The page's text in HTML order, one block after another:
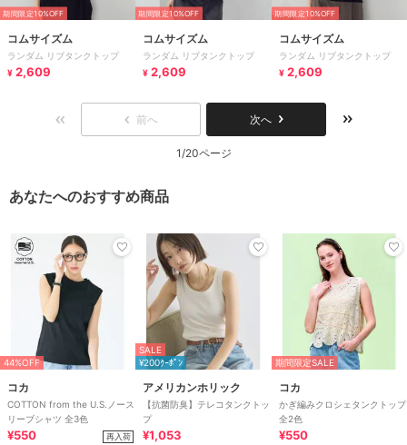
期間限定10%OFF
コムサイズム
ランダム リブタンクトップ
¥ 2,609
期間限定10%OFF
コムサイズム
ランダム リブタンクトップ
¥ 2,609
期間限定10%OFF
コムサイズム
ランダム リブタンクトップ
¥ 2,609
前へ 次へ
1/20ページ
あなたへのおすすめ商品
44%OFF
コカ
COTTON from the U.S.ノース
リーブシャツ 全3色
¥550 再入荷
SALE
¥200ｸｰﾎﾟﾝ
アメリカンホリック
【抗菌防臭】テレコタンクトッ
プ
¥1,053
期間限定SALE
コカ
かぎ編みクロシェタンクトップ
全2色
¥550